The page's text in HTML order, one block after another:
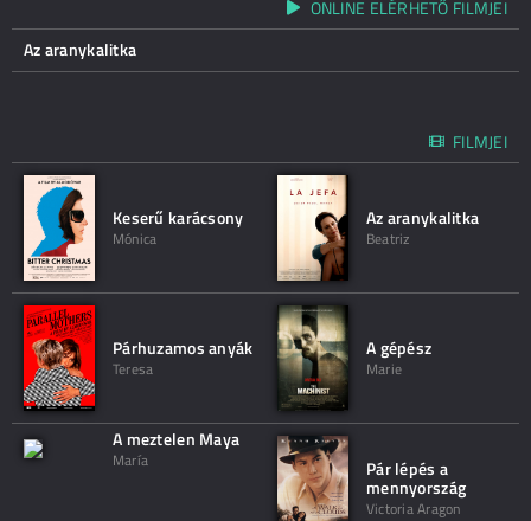
ONLINE ELÉRHETŐ FILMJEI
Az aranykalitka
FILMJEI
Keserű karácsony
Mónica
Az aranykalitka
Beatriz
Párhuzamos anyák
Teresa
A gépész
Marie
A meztelen Maya
María Pár lépés a
mennyország
Victoria Aragon